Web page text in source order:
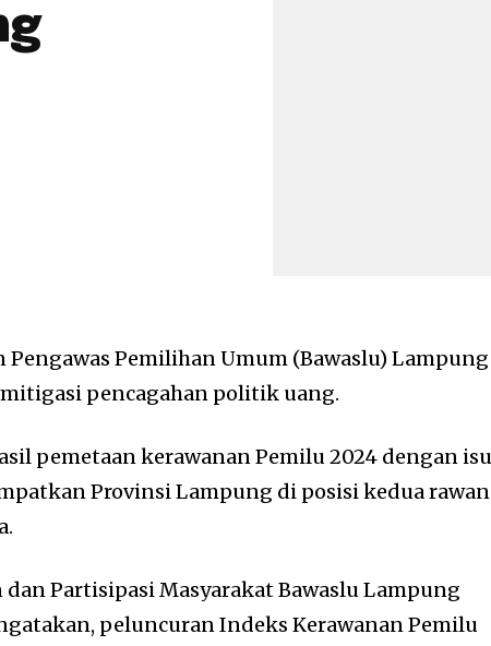
Pengawas Pemilihan Umum (Bawaslu) Lampung
pencagahan politik uang.
pemetaan kerawanan Pemilu 2024 dengan
Provinsi Lampung di posisi kedua rawan
Partisipasi Masyarakat Bawaslu Lampung
peluncuran Indeks Kerawanan Pemilu